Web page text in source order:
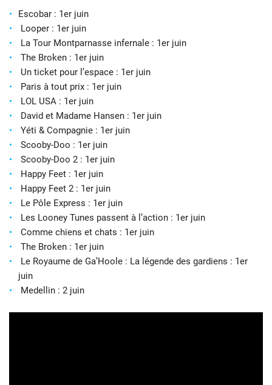
Escobar : 1er juin
Looper : 1er juin
La Tour Montparnasse infernale : 1er juin
The Broken : 1er juin
Un ticket pour l’espace : 1er juin
Paris à tout prix : 1er juin
LOL USA : 1er juin
David et Madame Hansen : 1er juin
Yéti & Compagnie : 1er juin
Scooby-Doo : 1er juin
Scooby-Doo 2 : 1er juin
Happy Feet : 1er juin
Happy Feet 2 : 1er juin
Le Pôle Express : 1er juin
Les Looney Tunes passent à l’action : 1er juin
Comme chiens et chats : 1er juin
The Broken : 1er juin
Le Royaume de Ga’Hoole : La légende des gardiens : 1er
juin
Medellin : 2 juin